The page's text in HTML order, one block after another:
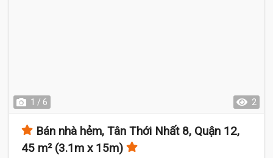
1 / 6 2
Bán nhà hẻm, Tân Thới Nhất 8, Quận 12,
45 m² (3.1m x 15m)